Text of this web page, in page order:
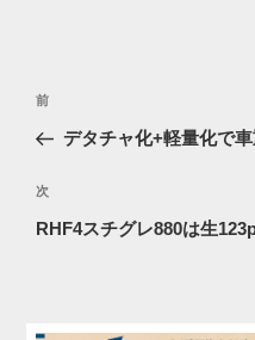
投
ナ
ビ
ゲ
過
去
投
前
デタチャ化+軽量化で
次
の
次
RHF4スチグレ880は生